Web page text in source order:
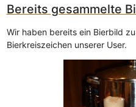
Bereits gesammelte
Wir haben bereits ein Bierbild zu
Bierkreiszeichen unserer User.